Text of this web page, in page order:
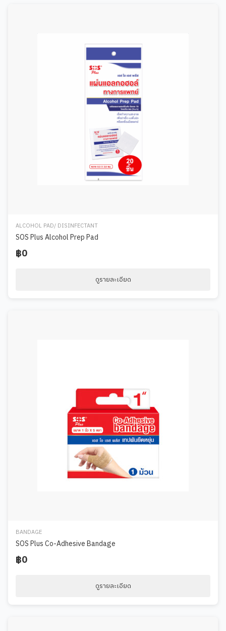
ALCOHOL PAD/ DISINFECTANT
SOS Plus Alcohol Prep Pad
฿0
ดูรายละเอียด
BANDAGE
SOS Plus Co-Adhesive Bandage
฿0
ดูรายละเอียด